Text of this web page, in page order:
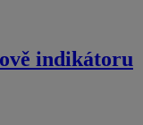
indikátoru